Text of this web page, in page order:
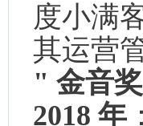
度小满
其运营
" 金音
2018 年